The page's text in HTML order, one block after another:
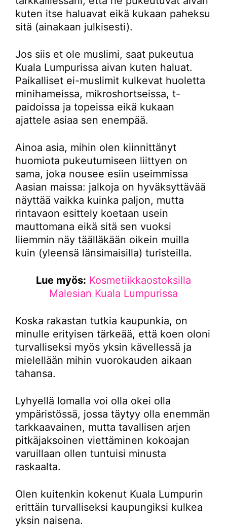
kuten itse haluavat eikä kukaan paheksu
sitä (ainakaan julkisesti).
Jos siis et ole muslimi, saat pukeutua
Kuala Lumpurissa aivan kuten haluat.
Paikalliset ei-muslimit kulkevat huoletta
minihameissa, mikroshortseissa, t-
paidoissa ja topeissa eikä kukaan
ajattele asiaa sen enempää.
Ainoa asia, mihin olen kiinnittänyt
huomiota pukeutumiseen liittyen on
sama, joka nousee esiin useimmissa
Aasian maissa: jalkoja on hyväksyttävää
näyttää vaikka kuinka paljon, mutta
rintavaon esittely koetaan usein
mauttomana eikä sitä sen vuoksi
liiemmin näy täälläkään oikein muilla
kuin (yleensä länsimaisilla) turisteilla.
Lue myös: Kosmetiikkaostoksilla
Malesian Kuala Lumpurissa
Koska rakastan tutkia kaupunkia, on
minulle erityisen tärkeää, että koen oloni
turvalliseksi myös yksin kävellessä ja
mielellään mihin vuorokauden aikaan
tahansa.
Lyhyellä lomalla voi olla okei olla
ympäristössä, jossa täytyy olla enemmän
tarkkaavainen, mutta tavallisen arjen
pitkäjaksoinen viettäminen kokoajan
varuillaan ollen tuntuisi minusta
raskaalta.
Olen kuitenkin kokenut Kuala Lumpurin
erittäin turvalliseksi kaupungiksi kulkea
yksin naisena.